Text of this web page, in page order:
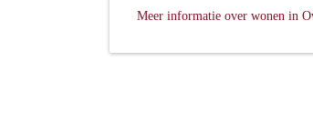
Meer informatie over wonen in